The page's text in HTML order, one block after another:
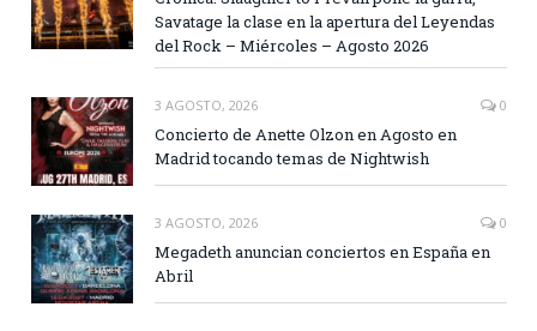
Savatage la clase en la apertura del Leyendas
del Rock – Miércoles – Agosto 2026
3 AGOSTO, 2026 0
Concierto de Anette Olzon en Agosto en
Madrid tocando temas de Nightwish
3 AGOSTO, 2026 0
Megadeth anuncian conciertos en España en
Abril